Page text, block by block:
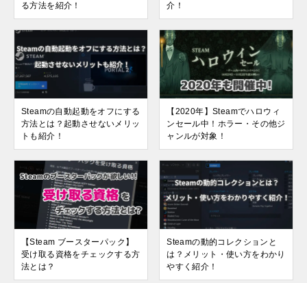
る方法を紹介！
介！
Steamの自動起動をオフにする
方法とは？起動させないメリッ
トも紹介！
【2020年】Steamでハロウィ
ンセール中！ホラー・その他ジ
ャンルが対象！
【Steam ブースターパック】
受け取る資格をチェックする方
法とは？
Steamの動的コレクションと
は？メリット・使い方をわかり
やすく紹介！